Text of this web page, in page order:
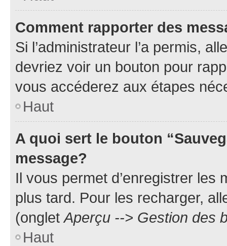
Comment rapporter des
Si l’administrateur l’a permis,
devriez voir un bouton pour
vous accéderez aux étapes
Haut
A quoi sert le bouton
message?
Il vous permet d’enregistrer
plus tard. Pour les recharger,
(ongletAperçu --> Gestion des
Haut